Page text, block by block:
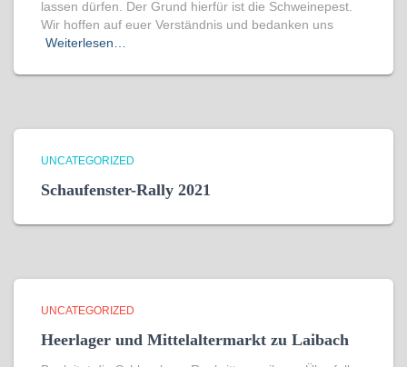
lassen dürfen. Der Grund hierfür ist die Schweinepest.
Wir hoffen auf euer Verständnis und bedanken uns
Weiterlesen…
UNCATEGORIZED
Schaufenster-Rally 2021
UNCATEGORIZED
Heerlager und Mittelaltermarkt zu Laibach